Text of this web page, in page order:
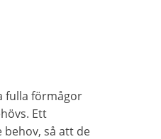
fulla förmågor
Ett
så att de